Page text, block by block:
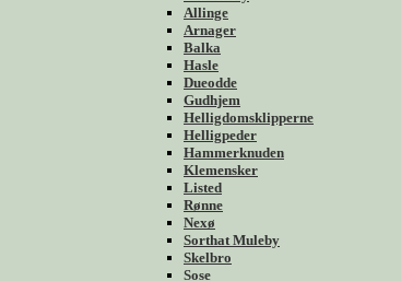
Allinge
Arnager
Balka
Hasle
Dueodde
Gudhjem
Helligdomsklipperne
Helligpeder
Hammerknuden
Klemensker
Listed
Rønne
Nexø
Sorthat Muleby
Skelbro
Sose